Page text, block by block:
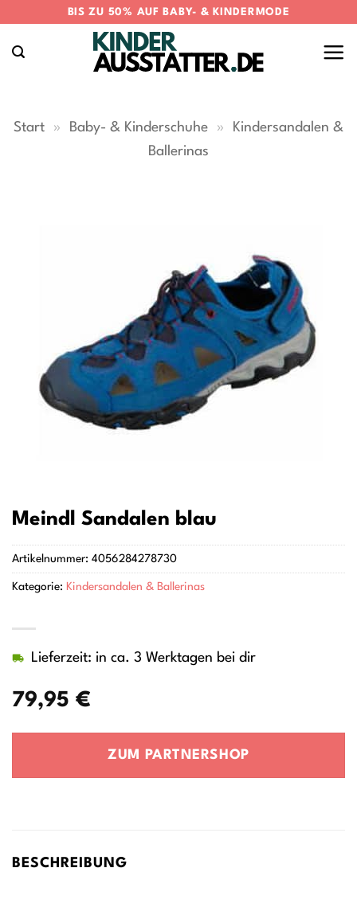
springen
BIS ZU 50% AUF BABY- & KINDERMODE
Start » Baby- & Kinderschuhe »
Kindersandalen &
Ballerinas
Meindl Sandalen blau
79,95 €
Lieferzeit: in ca. 3 Werktagen bei dir
ZUM PARTNERSHOP
Artikelnummer: 4056284278730
Kategorie: Kindersandalen & Ballerinas
BESCHREIBUNG